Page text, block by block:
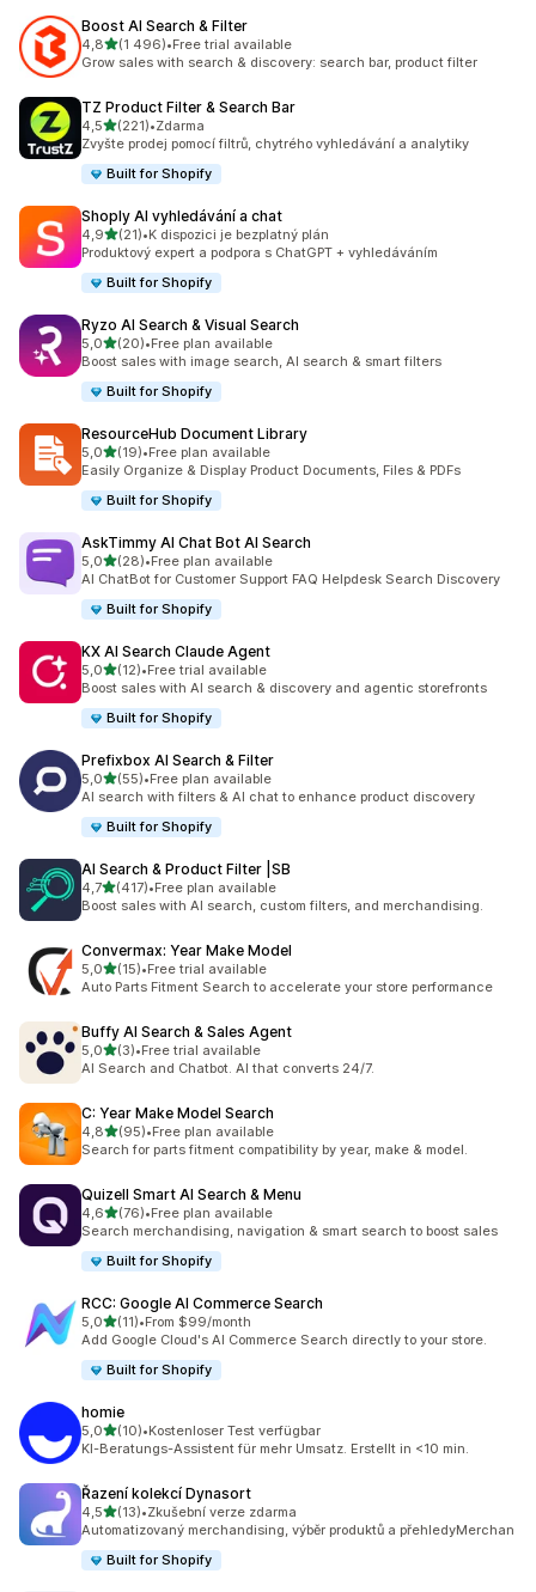
Boost AI Search & Filter
4,8z 5 hvězd
(1 496)
Celkový počet recenzí: 1496
•Free trial available
Grow sales with search & discovery: search bar, product filter
TZ Product Filter & Search Bar
4,5z 5 hvězd
(221)
Celkový počet recenzí: 221
•Zdarma
Zvyšte prodej pomocí filtrů, chytrého vyhledávání a analytiky
Built for Shopify
Shoply AI vyhledávání a chat
4,9z 5 hvězd
(21)
Celkový počet recenzí: 21
•K dispozici je bezplatný plán
Produktový expert a podpora s ChatGPT + vyhledáváním
Built for Shopify
Ryzo AI Search & Visual Search
5,0z 5 hvězd
(20)
Celkový počet recenzí: 20
•Free plan available
Boost sales with image search, AI search & smart filters
Built for Shopify
ResourceHub Document Library
5,0z 5 hvězd
(19)
Celkový počet recenzí: 19
•Free plan available
Easily Organize & Display Product Documents, Files & PDFs
Built for Shopify
AskTimmy AI Chat Bot AI Search
5,0z 5 hvězd
(28)
Celkový počet recenzí: 28
•Free plan available
AI ChatBot for Customer Support FAQ Helpdesk Search Discovery
Built for Shopify
KX AI Search Claude Agent
5,0z 5 hvězd
(12)
Celkový počet recenzí: 12
•Free trial available
Boost sales with AI search & discovery and agentic storefronts
Built for Shopify
Prefixbox AI Search & Filter
5,0z 5 hvězd
(55)
Celkový počet recenzí: 55
•Free plan available
AI search with filters & AI chat to enhance product discovery
Built for Shopify
AI Search & Product Filter |SB
4,7z 5 hvězd
(417)
Celkový počet recenzí: 417
•Free plan available
Boost sales with AI search, custom filters, and merchandising.
Convermax: Year Make Model
5,0z 5 hvězd
(15)
Celkový počet recenzí: 15
•Free trial available
Auto Parts Fitment Search to accelerate your store performance
Buffy AI Search & Sales Agent
5,0z 5 hvězd
(3)
Celkový počet recenzí: 3
•Free trial available
AI Search and Chatbot. AI that converts 24/7.
C: Year Make Model Search
4,8z 5 hvězd
(95)
Celkový počet recenzí: 95
•Free plan available
Search for parts fitment compatibility by year, make & model.
Quizell Smart AI Search & Menu
4,6z 5 hvězd
(76)
Celkový počet recenzí: 76
•Free plan available
Search merchandising, navigation & smart search to boost sales
Built for Shopify
RCC: Google AI Commerce Search
5,0z 5 hvězd
(11)
Celkový počet recenzí: 11
•From $99/month
Add Google Cloud's AI Commerce Search directly to your store.
Built for Shopify
homie
5,0z 5 hvězd
(10)
Celkový počet recenzí: 10
•Kostenloser Test verfügbar
KI-Beratungs-Assistent für mehr Umsatz. Erstellt in <10 min.
Řazení kolekcí Dynasort
4,5z 5 hvězd
(13)
Celkový počet recenzí: 13
•Zkušební verze zdarma
Automatizovaný merchandising, výběr produktů a přehledyMerchan
Built for Shopify